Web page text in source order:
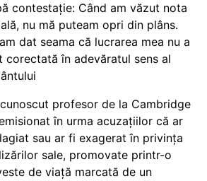
contestație: Când am văzut nota
nu mă puteam opri din plâns.
dat seama că lucrarea mea nu a
corectată în adevăratul sens al
profesor de la Cambridge
în urma acuzațiilor că ar
sau ar fi exagerat în privința
sale, promovate printr-o
de viață marcată de un